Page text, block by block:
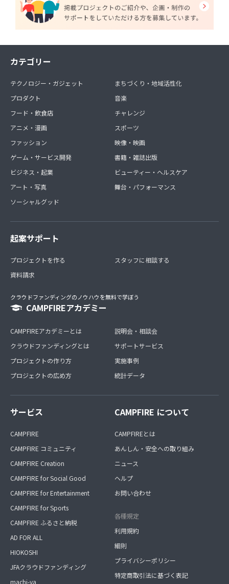
カテゴリー
テクノロジー・ガジェット
プロダクト
フード・飲食店
アニメ・漫画
ファッション
ゲーム・サービス開発
ビジネス・起業
アート・写真
ソーシャルグッド
まちづくり・地域活性化
音楽
チャレンジ
スポーツ
映像・映画
書籍・雑誌出版
ビューティー・ヘルスケア
舞台・パフォーマンス
起案サポート
プロジェクトを作る
資料請求
スタッフに相談する
クラウドファンディングのノウハウを無料で学ぼう
CAMPFIREアカデミー
CAMPFIREアカデミーとは
クラウドファンディングとは
プロジェクトの作り方
プロジェクトの広め方
説明会・相談会
サポートサービス
実施事例
統計データ
サービス
CAMPFIRE
CAMPFIRE コミュニティ
CAMPFIRE Creation
CAMPFIRE for Social Good
CAMPFIRE for Entertainment
CAMPFIRE for Sports
CAMPFIRE ふるさと納税
AD FOR ALL
HIOKOSHI
JFAクラウドファンディング
machi-ya
CAMPFIRE について
CAMPFIREとは
あんしん・安全への取り組み
ニュース
ヘルプ
お問い合わせ
各種規定
利用規約
細則
プライバシーポリシー
特定商取引法に基づく表記